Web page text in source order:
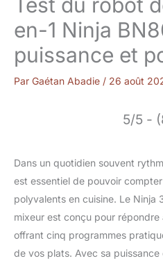
en-1 Ninja
puissance et
Par Gaétan Abadie / 26 août
5/5 -
Dans un quotidien souvent
est essentiel de pouvoir
polyvalents en cuisine. Le Ninja
mixeur est conçu pour
offrant cinq programmes
de vos plats. Avec sa